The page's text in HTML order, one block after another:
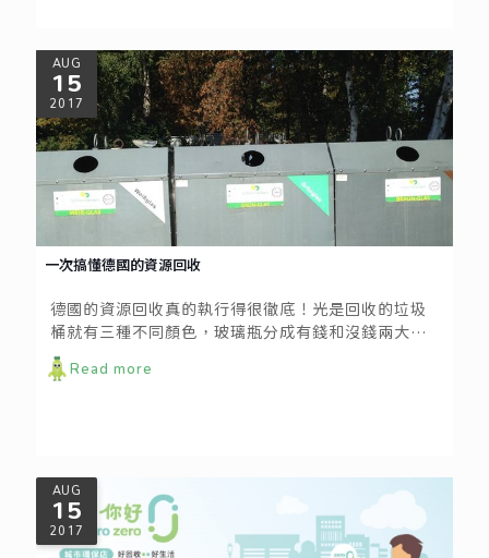
AUG
15
2017
一次搞懂德國的資源回收
德國的資源回收真的執行得很徹底！光是回收的垃圾
桶就有三種不同顏色，玻璃瓶分成有錢和沒錢兩大
類，沒錢的又分三種顏色。
Read more
AUG
15
2017